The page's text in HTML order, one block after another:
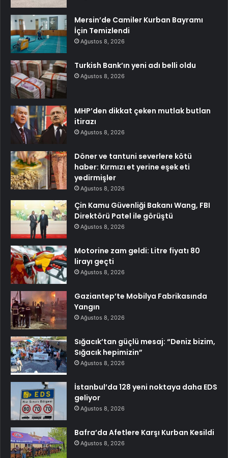
Mersin’de Camiler Kurban Bayramı
İçin Temizlendi
Ağustos 8, 2026
Turkish Bank’ın yeni adı belli oldu
Ağustos 8, 2026
MHP’den dikkat çeken mutlak butlan
itirazı
Ağustos 8, 2026
Döner ve tantuni severlere kötü
haber: Kırmızı et yerine eşek eti
yedirmişler
Ağustos 8, 2026
Çin Kamu Güvenliği Bakanı Wang, FBI
Direktörü Patel ile görüştü
Ağustos 8, 2026
Motorine zam geldi: Litre fiyatı 80
lirayı geçti
Ağustos 8, 2026
Gaziantep’te Mobilya Fabrikasında
Yangın
Ağustos 8, 2026
Sığacık’tan güçlü mesaj: “Deniz bizim,
Sığacık hepimizin”
Ağustos 8, 2026
İstanbul’da 128 yeni noktaya daha EDS
geliyor
Ağustos 8, 2026
Bafra’da Afetlere Karşı Kurban Kesildi
Ağustos 8, 2026